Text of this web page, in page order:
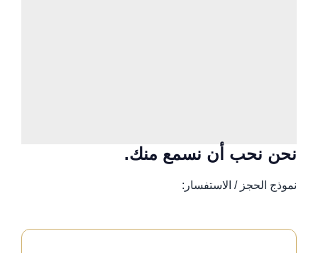
نحن نحب أن نسمع منك.
نموذج الحجز / الاستفسار: